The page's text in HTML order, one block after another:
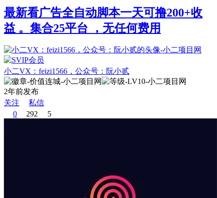
最新看广告全自动脚本一天可撸200+收
益 。集合25平台 ，无任何费用
小二VX：feizi1566，公众号：阮小贰
2年前发布
关注
私信
0
292 5